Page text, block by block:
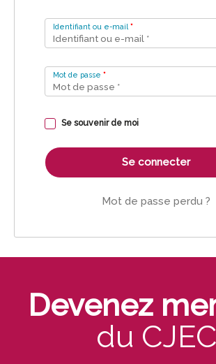
Identifiant ou e-mail *
Mot de passe *
Se souvenir de moi
Se connecter
Mot de passe perdu ?
Devenez
du CJEC